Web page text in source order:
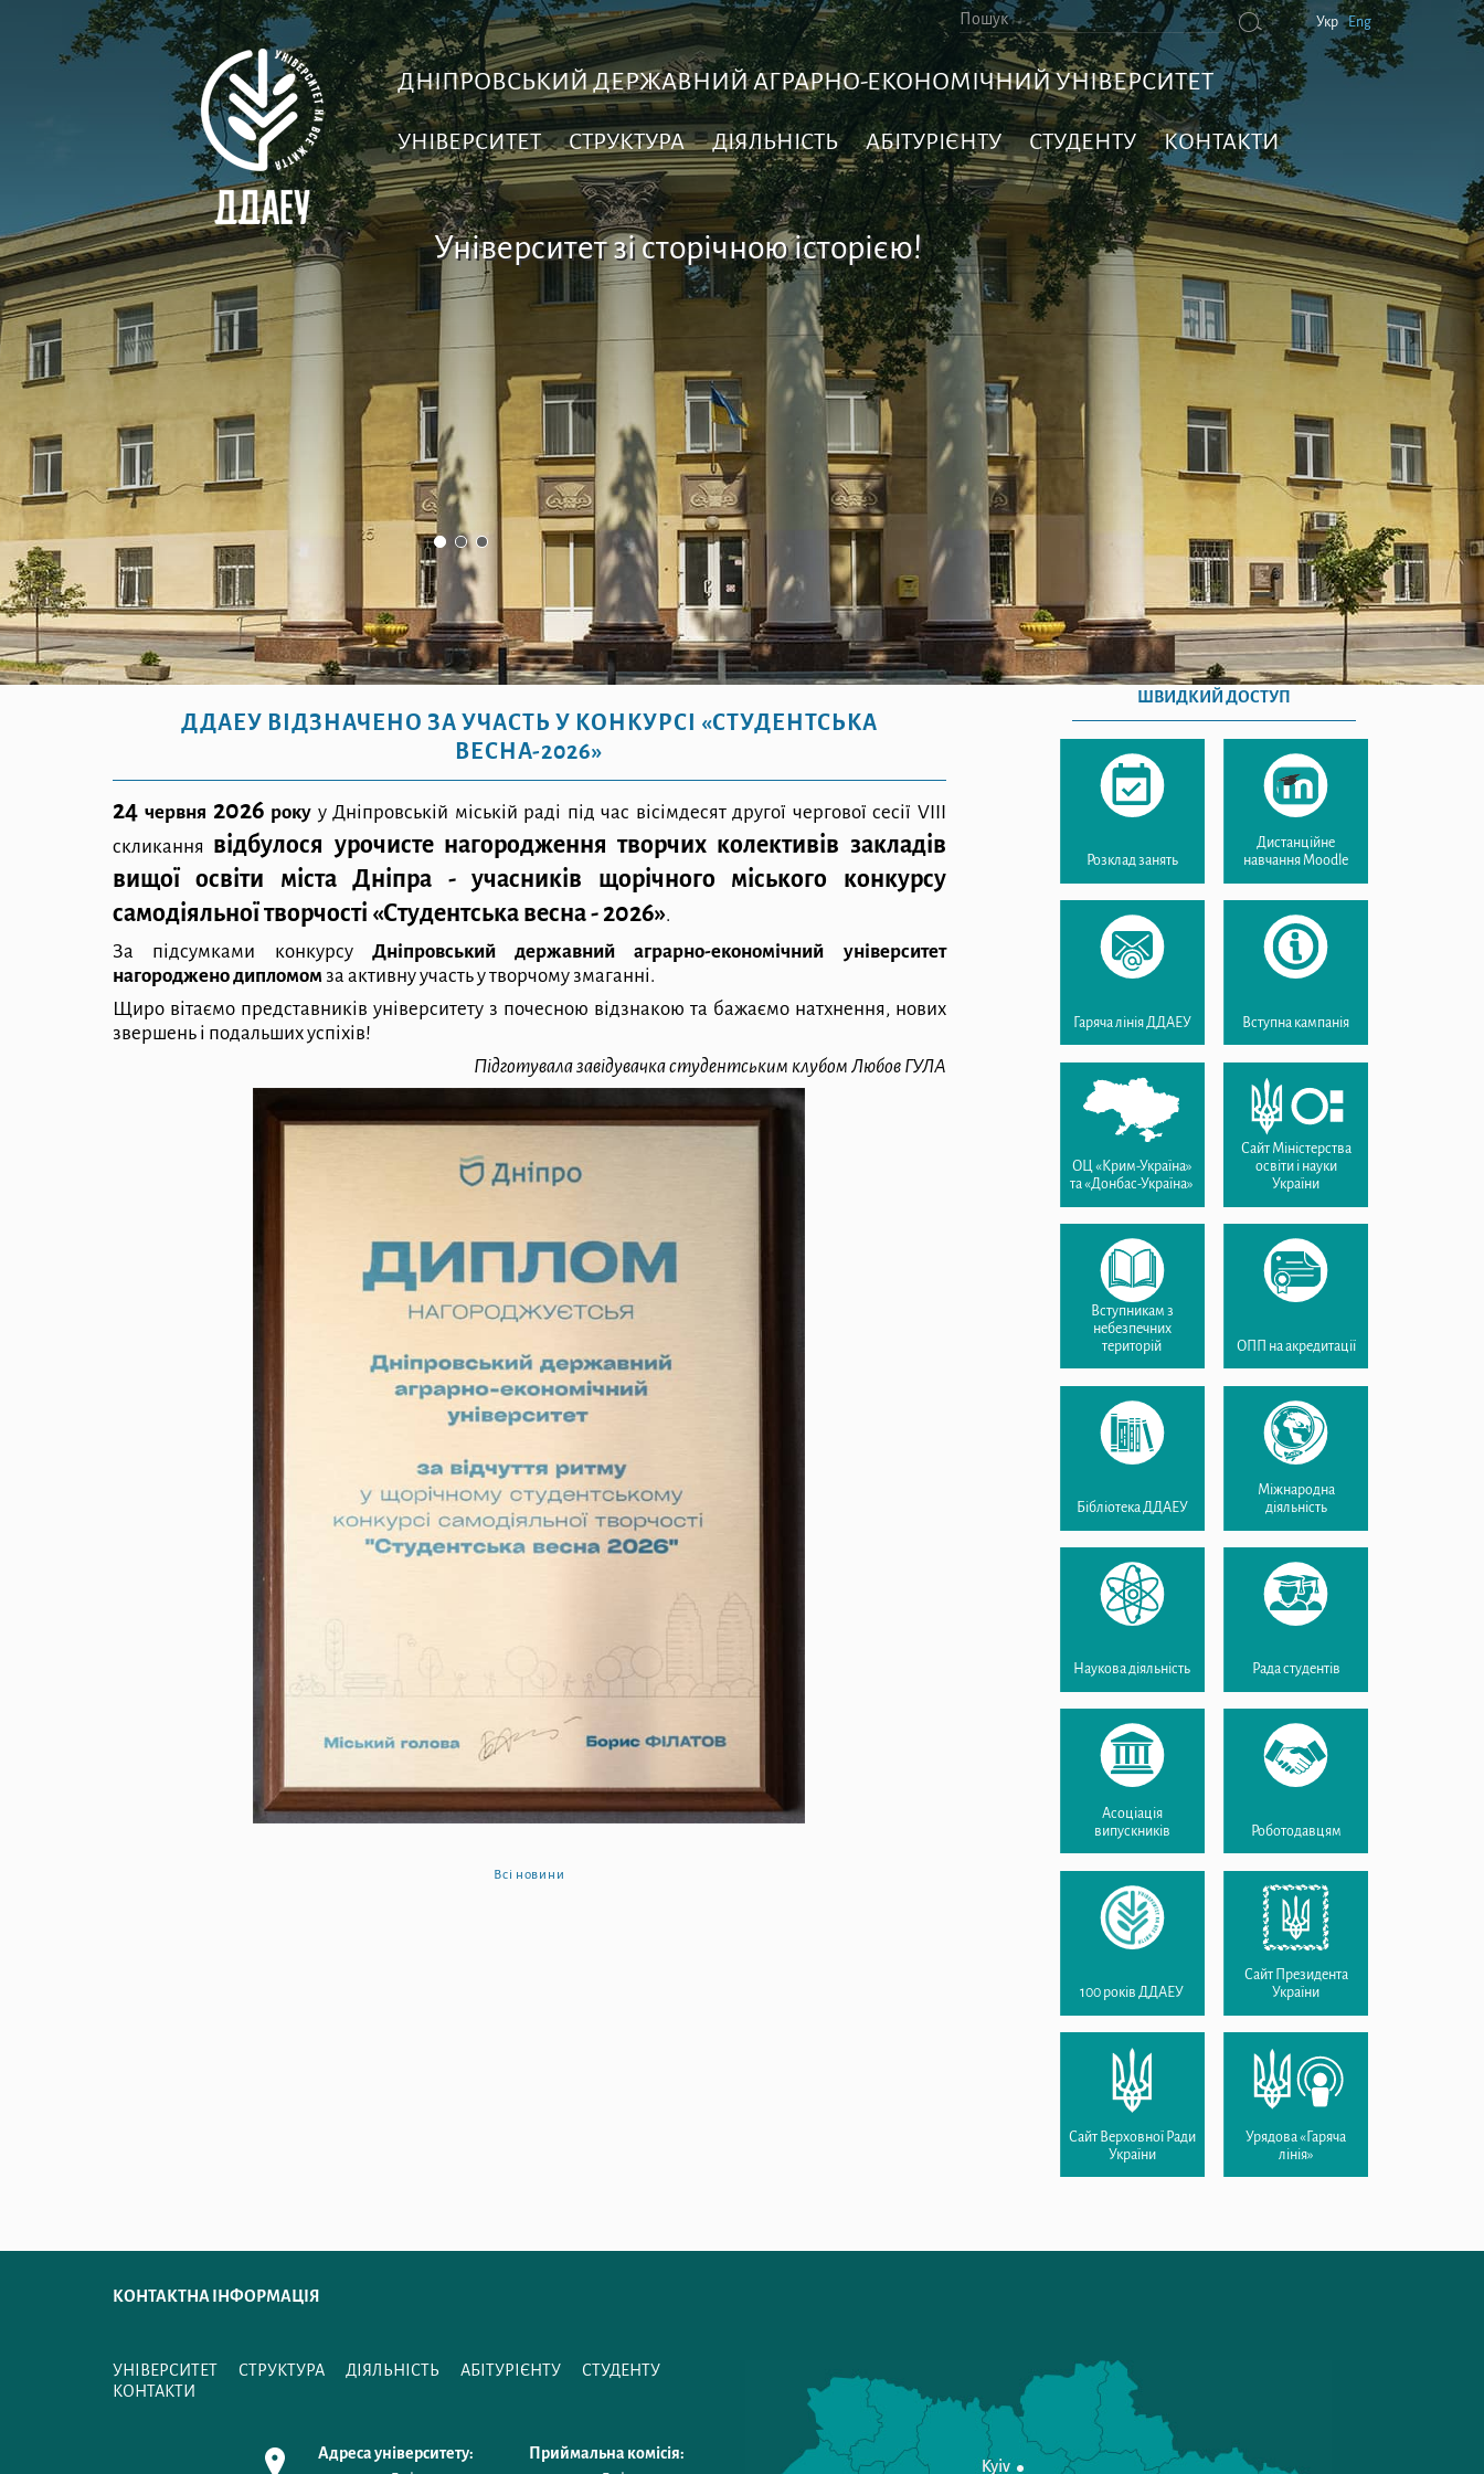
Укр Eng
ДНІПРОВСЬКИЙ ДЕРЖАВНИЙ АГРАРНО-ЕКОНОМІЧНИЙ УНІВЕРСИТЕТ
УНІВЕРСИТЕТ СТРУКТУРА ДІЯЛЬНІСТЬ АБІТУРІЄНТУ СТУДЕНТУ КОНТАКТИ
Університет зі сторічною історією!
ДДАЕУ ВІДЗНАЧЕНО ЗА УЧАСТЬ У КОНКУРСІ «СТУДЕНТСЬКА
ВЕСНА-2026»
24червня 2026 року у Дніпровській міській раді під час вісімдесят другої чергової сесії VIII
скликання відбулося урочисте нагородження творчих колективів закладів
вищої освіти міста Дніпра - учасників щорічного міського конкурсу
самодіяльної творчості «Студентська весна - 2026».
За підсумками конкурсу Дніпровський державний аграрно-економічний університет
нагороджено дипломом за активну участь у творчому змаганні.
Щиро вітаємо представників університету з почесною відзнакою та бажаємо натхнення, нових
звершень і подальших успіхів!
Підготувала завідувачка студентським клубом Любов ГУЛА
Всі новини
ШВИДКИЙ ДОСТУП
Розклад занять
Дистанційне
навчання Moodle
Гаряча лінія ДДАЕУ Вступна кампанія
ОЦ «Крим-Україна»
та «Донбас-Україна»
Сайт Міністерства
освіти і науки
України
Вступникам з
небезпечних
територій
ОПП на акредитації
Бібліотека ДДАЕУ
Міжнародна
діяльність
Наукова діяльність Рада студентів
Асоціація
випускників
Роботодавцям
100 років ДДАЕУ
Сайт Президента
України
Сайт Верховної Ради
України
Урядова «Гаряча
лінія»
КОНТАКТНА ІНФОРМАЦІЯ
УНІВЕРСИТЕТ СТРУКТУРА ДІЯЛЬНІСТЬ АБІТУРІЄНТУ
СТУДЕНТУ
КОНТАКТИ
Адреса університету:
Приймальна комісія: